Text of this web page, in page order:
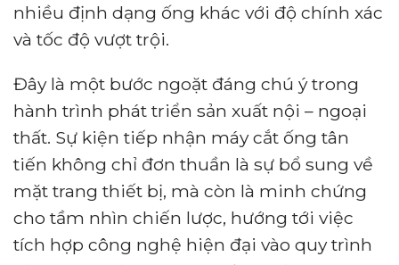
nhiều định dạng ống khác với độ chính xác
và tốc độ vượt trội.
Đây là một bước ngoặt đáng chú ý trong
hành trình phát triển sản xuất nội – ngoại
thất. Sự kiện tiếp nhận máy cắt ống tân
tiến không chỉ đơn thuần là sự bổ sung về
mặt trang thiết bị, mà còn là minh chứng
cho tầm nhìn chiến lược, hướng tới việc
tích hợp công nghệ hiện đại vào quy trình